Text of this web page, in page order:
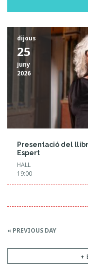
dijous
25
juny
2026
Presentació del
Espert
HALL
19:00
D
y
N
« PREVIOUS DAY
+